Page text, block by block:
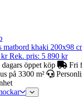
matbord khaki 200x98
kr Rek. pris: 5 890 kr
dagars öppet köp
Fri
på 3300 m²